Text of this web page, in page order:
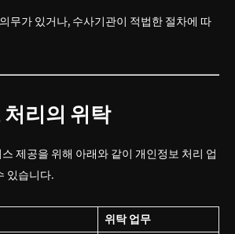
무가 있거나, 수사기관이 적법한 절차에 따
리의 위탁
제공을 위해 아래와 같이 개인정보 처리 업
있습니다.
위탁 업무